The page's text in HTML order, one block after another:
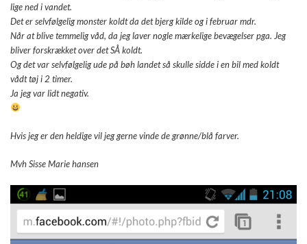
lige ned i vandet.
Det er selvfølgelig monster koldt da det bjerg kilde og i februar mdr.
Når at blive temmelig våd, da jeg laver nogle mærkelige bevægelser pga. Jeg
bliver forskrækket over det SÅ koldt.
Og det var selvfølgelig ude på bøh landet så skulle sidde i en bil med koldt
vådt tøj i 2 timer.
Ja jeg var lidt negativ.
Hvis jeg er den heldige vil jeg gerne vinde de grønne/blå farver.
Mvh Sisse Marie hansen